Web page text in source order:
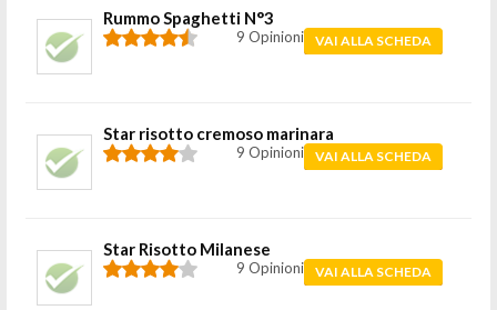
Rummo Spaghetti N°3
9 Opinioni VAI ALLA SCHEDA
Star risotto cremoso marinara
9 Opinioni VAI ALLA SCHEDA
Star Risotto Milanese
9 Opinioni VAI ALLA SCHEDA